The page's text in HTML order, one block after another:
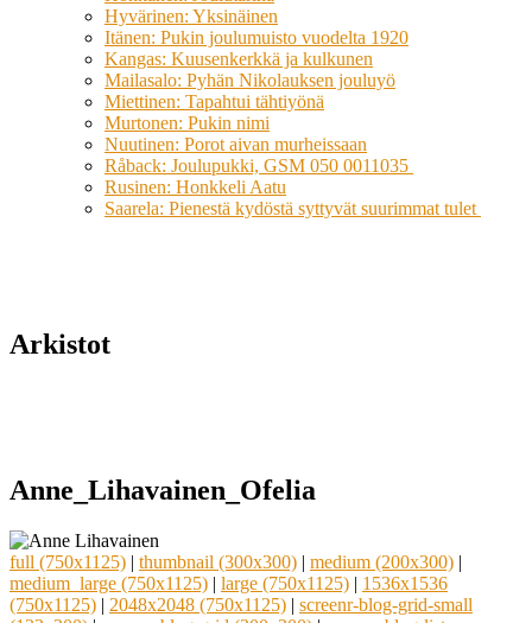
Hyvärinen: Yksinäinen
Itänen: Pukin joulumuisto vuodelta 1920
Kangas: Kuusenkerkkä ja kulkunen
Mailasalo: Pyhän Nikolauksen jouluyö
Miettinen: Tapahtui tähtiyönä
Murtonen: Pukin nimi
Nuutinen: Porot aivan murheissaan
Råback: Joulupukki, GSM 050 0011035
Rusinen: Honkkeli Aatu
Saarela: Pienestä kydöstä syttyvät suurimmat tulet
Arkistot
Anne_Lihavainen_Ofelia
full (750x1125) | thumbnail (300x300) | medium (200x300) |
medium_large (750x1125) | large (750x1125) | 1536x1536
(750x1125) | 2048x2048 (750x1125) | screenr-blog-grid-small